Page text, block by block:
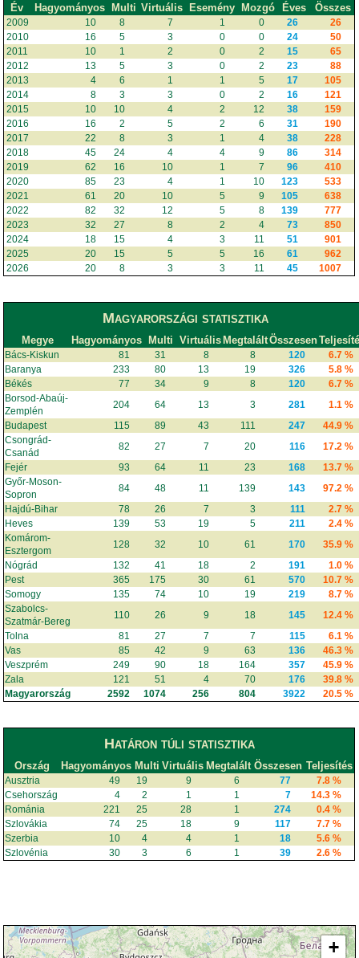
Év Hagyományos Multi Virtuális Esemény Mozgó Éves Összes
2009 10 8 7 1 0 26
26
2010
16 5 3 0 0 24
50
2011
10 1 2 0 2 15
65
2012
13 5 3 0 2 23
88
2013
4 6 1 1 5 17
105
2014
8 3 3 0 2 16
121
2015
10 10 4 2 12 38
159
2016
16 2 5 2 6 31
190
2017
22 8 3 1 4 38
228
2018
45 24 4 4 9 86
314
2019
62 16 10 1 7 96
410
2020
85 23 4 1 10 123
533
2021
61 20 10 5 9 105
638
2022
82 32 12 5 8 139
777
2023
32 27 8 2 4 73
850
2024
18 15 4 3 11 51
901
2025
20 15 5 5 16 61
962
2026
20 8 3 3 11 45 1007
Magyarországi statisztika
Megye Hagyományos Multi VirtuálisMegtaláltÖsszesen
Bács-Kiskun 81 31 8 8 120
6.7 %
Baranya
233 80 13 19 326
5.8 %
Békés
77 34 9 8 120
6.7 %
Borsod-Abaúj-
Zemplén
204 64 13 3 281
1.1 %
Budapest
115 89 43 111 247
44.9 %
Csongrád-
Csanád
82 27 7 20 116
17.2 %
Fejér
93 64 11 23 168
13.7 %
Győr-Moson-
Sopron
84 48 11 139 143
97.2 %
Hajdú-Bihar
78 26 7 3 111
2.7 %
Heves
139 53 19 5 211
2.4 %
Komárom-
Esztergom
128 32 10 61 170
35.9 %
Nógrád
132 41 18 2 191
1.0 %
Pest
365 175 30 61 570
10.7 %
Somogy
135 74 10 19 219
8.7 %
Szabolcs-
Szatmár-Bereg
110 26 9 18 145
12.4 %
Tolna
81 27 7 7 115
6.1 %
Vas
85 42 9 63 136
46.3 %
Veszprém
249 90 18 164 357
45.9 %
Zala
121 51 4 70 176
39.8 %
Magyarország
2592 1074 256 804 3922 20.5 %
Határon túli statisztika
Ország Hagyományos Multi Virtuális Megtalált Összesen Teljesítés
Ausztria 49 19 9 6 77
7.8 %
Csehország
4 2 1 1 7
14.3 %
Románia
221 25 28 1 274
0.4 %
Szlovákia
74 25 18 9 117
7.7 %
Szerbia
10 4 4 1 18
5.6 %
Szlovénia
30 3 6 1 39 2.6 %
+